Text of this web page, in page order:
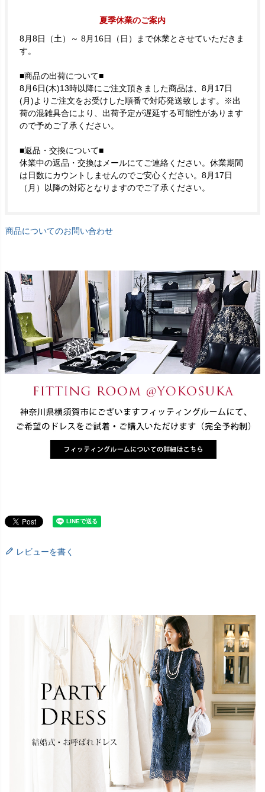
夏季休業のご案内
8月8日（土）～ 8月16日（日）まで休業とさせていただきま
す。
■商品の出荷について■
8月6日(木)13時以降にご注文頂きました商品は、8月17日
(月)よりご注文をお受けした順番で対応発送致します。※出
荷の混雑具合により、出荷予定が遅延する可能性があります
ので予めご了承ください。
■返品・交換について■
休業中の返品・交換はメールにてご連絡ください。休業期間
は日数にカウントしませんのでご安心ください。8月17日
（月）以降の対応となりますのでご了承ください。
商品についてのお問い合わせ
レビューを書く